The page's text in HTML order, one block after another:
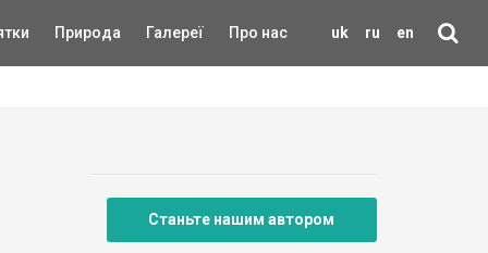
uk ru en
Природа Галереї Про нас
Станьте нашим автором